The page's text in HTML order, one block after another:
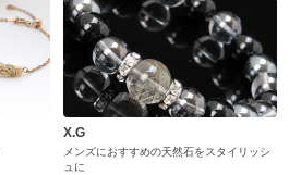
X.G
メンズにおすすめの天然石をスタイリッシ
ュに